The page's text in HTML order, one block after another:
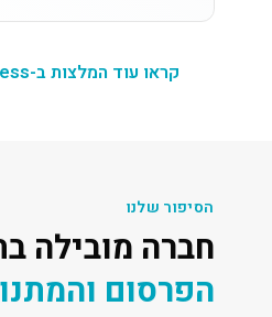
קראו עוד המלצות ב-Google Business
הסיפור שלנו
חברה מובילה
הפרסום